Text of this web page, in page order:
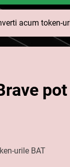
acum token-